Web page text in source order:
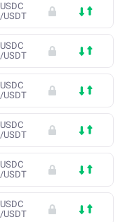
USDC
/USDT
USDC
/USDT
USDC
/USDT
USDC
/USDT
USDC
/USDT
USDC
/USDT